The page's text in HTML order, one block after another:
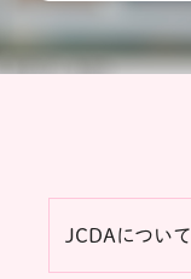
JCDAについて